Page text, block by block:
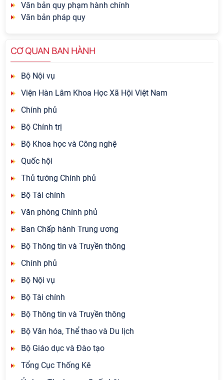
Văn bản quy phạm hành chính
Văn bản pháp quy
CƠ QUAN BAN HÀNH
Bộ Nội vụ
Viện Hàn Lâm Khoa Học Xã Hội Việt Nam
Chính phủ
Bộ Chính trị
Bộ Khoa học và Công nghệ
Quốc hội
Thủ tướng Chính phủ
Bộ Tài chính
Văn phòng Chính phủ
Ban Chấp hành Trung ương
Bộ Thông tin và Truyền thông
Chính phủ
Bộ Nội vụ
Bộ Tài chính
Bộ Thông tin và Truyền thông
Bộ Văn hóa, Thể thao và Du lịch
Bộ Giáo dục và Đào tạo
Tổng Cục Thống Kê